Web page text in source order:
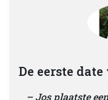
De eerste
Jos plaatste